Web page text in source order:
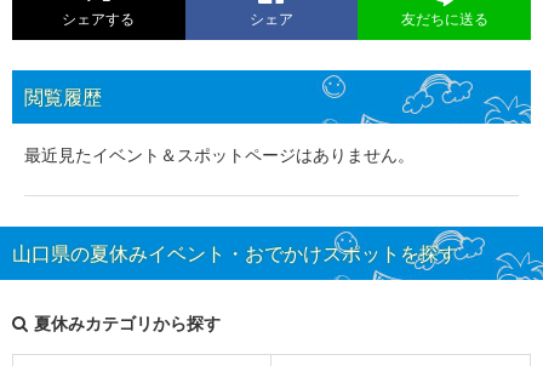
シェアする シェア 友だちに送る
閲覧履歴
最近見たイベント＆スポットページはありません。
山口県の夏休みイベント・おでかけスポットを探す
夏休みカテゴリから探す